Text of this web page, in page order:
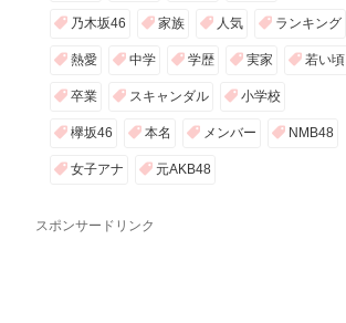
乃木坂46 家族 人気 ランキング
熱愛 中学 学歴 実家 若い頃
卒業 スキャンダル 小学校
欅坂46 本名 メンバー NMB48
女子アナ 元AKB48
スポンサードリンク